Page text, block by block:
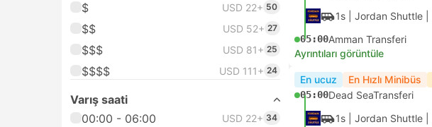
$
USD 22+ 50
$$ USD 52+ 27
$$$ USD 81+ 25
$$$$ USD 111+ 24
Varış saati
00:00 - 06:00
USD 22+ 34
1s | Jordan Shuttle
05:00Amman Transferi
Ayrıntıları görüntüle
En ucuz En Hızlı Minibüs
05:00Dead SeaTransferi
1s | Jordan Shuttle